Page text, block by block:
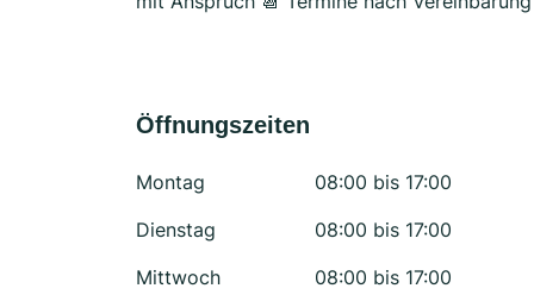
Öffnungszeiten
Montag
08:00 bis 17:00
Dienstag
08:00 bis 17:00
Mittwoch
08:00 bis 17:00